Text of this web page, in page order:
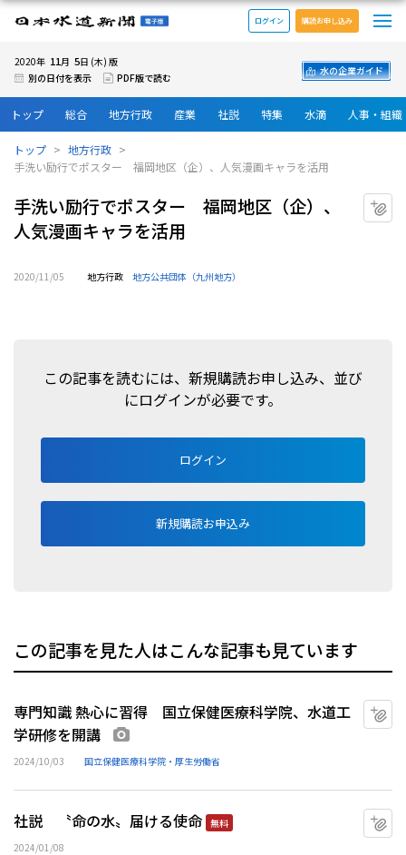
日本水道新聞 電子版
ログイン 購読お申し込み
2020年 11月 5日 (木) 版
別の日付を表示
PDF版で読む
水の企業ガイド
トップ 総合 地方行政 産業 社説 特集 水滴 人事・組織
トップ
地方行政
手洗い励行でポスター 福岡地区（企）、人気漫画キャラを活用
手洗い励行でポスター 福岡地区（企）、
人気漫画キャラを活用
2020/11/05 地方行政 地方公共団体（九州地方）
この記事を読むには、新規購読お申し込み、並び
にログインが必要です。
ログイン
新規購読お申込み
この記事を見た人はこんな記事も見ています
専門知識 熱心に習得 国立保健医療科学院、水道工
学研修を開講
2024/10/03 国立保健医療科学院・厚生労働省
社説 〝命の水〟届ける使命 無料
2024/01/08